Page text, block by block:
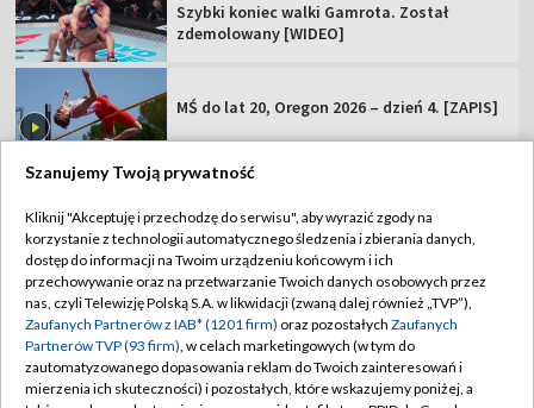
Szybki koniec walki Gamrota. Został
zdemolowany [WIDEO]
MŚ do lat 20, Oregon 2026 – dzień 4. [ZAPIS]
TVP
Abonament TVP
Sklep TVP
Biuro Reklamy
Oferta Handlowa
Regulamin TVP
Polityka prywatności
Moje zgody
Biuro reklamy
Szanujemy Twoją prywatność
Kliknij "Akceptuję i przechodzę do serwisu", aby wyrazić zgody na
korzystanie z technologii automatycznego śledzenia i zbierania danych,
dostęp do informacji na Twoim urządzeniu końcowym i ich
przechowywanie oraz na przetwarzanie Twoich danych osobowych przez
nas, czyli Telewizję Polską S.A. w likwidacji (zwaną dalej również „TVP”),
Zaufanych Partnerów z IAB* (1201 firm) oraz pozostałych Zaufanych
Partnerów TVP (93 firm), w celach marketingowych (w tym do
zautomatyzowanego dopasowania reklam do Twoich zainteresowań i
mierzenia ich skuteczności) i pozostałych, które wskazujemy poniżej, a